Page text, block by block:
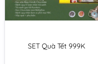
SET Quà Tết 999K